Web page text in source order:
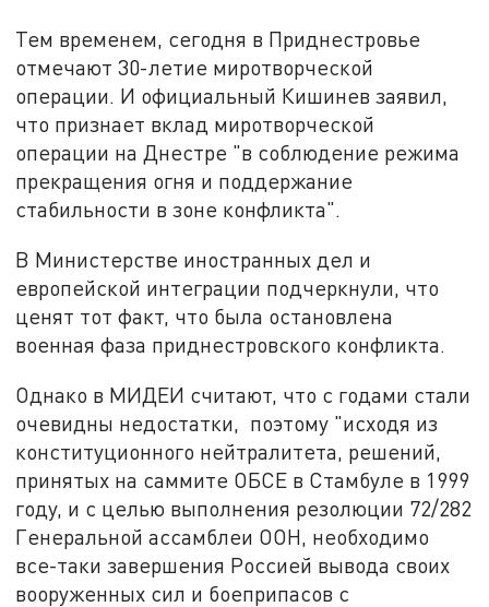
Тем временем, сегодня в Приднестровье
отмечают 30-летие миротворческой
операции. И официальный Кишинев заявил,
что признает вклад миротворческой
операции на Днестре "в соблюдение режима
прекращения огня и поддержание
стабильности в зоне конфликта".
В Министерстве иностранных дел и
европейской интеграции подчеркнули, что
ценят тот факт, что была остановлена
военная фаза приднестровского конфликта.
Однако в МИДЕИ считают, что с годами стали
очевидны недостатки, поэтому "исходя из
конституционного нейтралитета, решений,
принятых на саммите ОБСЕ в Стамбуле в 1999
году, и с целью выполнения резолюции 72/282
Генеральной ассамблеи ООН, необходимо
все-таки завершения Россией вывода своих
вооруженных сил и боеприпасов с